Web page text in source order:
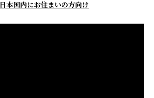
日本国内にお住まいの方向け